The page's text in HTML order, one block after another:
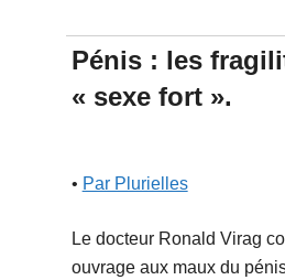
Pénis : les
« sexe fort ».
• Par Plurielles
Le docteur Ronald Virag
ouvrage aux maux du